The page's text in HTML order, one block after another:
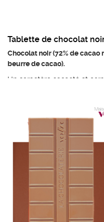
Tablette de chocolat
Chocolat noir (72% de
beurre de cacao).
Un caractère cacaoté et
poids mini : 95g
prix au kilo : 76,84 €